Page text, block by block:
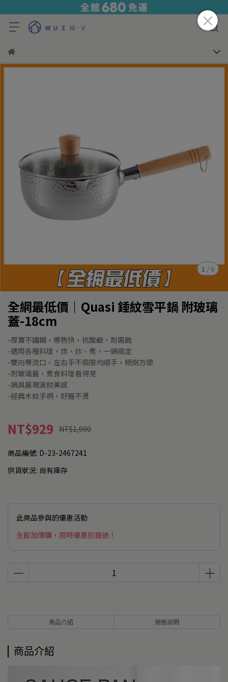
1 / 6
全網最低價｜Quasi 錘紋雪平鍋 附玻璃
蓋-18cm
-厚實不鏽鋼，導熱快，抗酸鹼，耐腐蝕
-適用各種料理，炸、炒、煮，一鍋搞定
-雙向導流口，左右手不侷限均順手，傾倒方便
-附玻璃蓋，煮食料理看得見
-鍋具展現波紋美感
-經典木紋手柄，好握不燙
NT$929 NT$1,990
商品編號: D-23-2467241
供貨狀況: 尚有庫存
此商品參與的優惠活動
全館加價購，限時優惠別錯過！
商品介紹 規格說明
商品介紹